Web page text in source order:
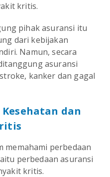
kritis.
pihak asuransi itu
dari kebijakan
Namun, secara
asuransi
kanker dan gagal
dan
memahami perbedaan
perbedaan asuransi
kritis.